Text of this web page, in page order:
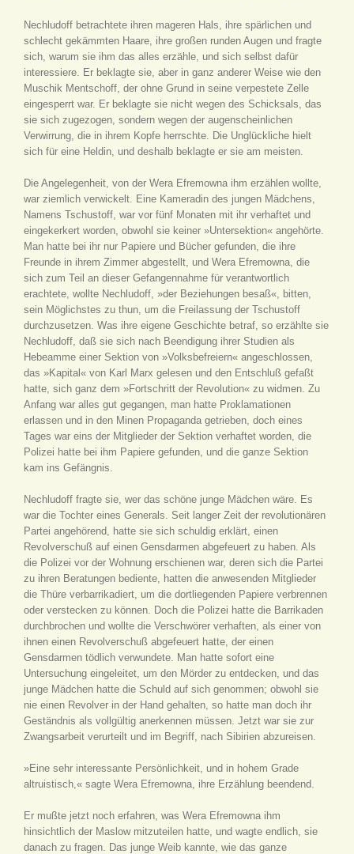
Nechludoff betrachtete ihren mageren Hals, ihre spärlichen und
schlecht gekämmten Haare, ihre großen runden Augen und fragte
sich, warum sie ihm das alles erzähle, und sich selbst dafür
interessiere. Er beklagte sie, aber in ganz anderer Weise wie den
Muschik Mentschoff, der ohne Grund in seine verpestete Zelle
eingesperrt war. Er beklagte sie nicht wegen des Schicksals, das
sie sich zugezogen, sondern wegen der augenscheinlichen
Verwirrung, die in ihrem Kopfe herrschte. Die Unglückliche hielt
sich für eine Heldin, und deshalb beklagte er sie am meisten.
Die Angelegenheit, von der Wera Efremowna ihm erzählen wollte,
war ziemlich verwickelt. Eine Kameradin des jungen Mädchens,
Namens Tschustoff, war vor fünf Monaten mit ihr verhaftet und
eingekerkert worden, obwohl sie keiner »Untersektion« angehörte.
Man hatte bei ihr nur Papiere und Bücher gefunden, die ihre
Freunde in ihrem Zimmer abgestellt, und Wera Efremowna, die
sich zum Teil an dieser Gefangennahme für verantwortlich
erachtete, wollte Nechludoff, »der Beziehungen besaß«, bitten,
sein Möglichstes zu thun, um die Freilassung der Tschustoff
durchzusetzen. Was ihre eigene Geschichte betraf, so erzählte sie
Nechludoff, daß sie sich nach Beendigung ihrer Studien als
Hebeamme einer Sektion von »Volksbefreiern« angeschlossen,
das »Kapital« von Karl Marx gelesen und den Entschluß gefaßt
hatte, sich ganz dem »Fortschritt der Revolution« zu widmen. Zu
Anfang war alles gut gegangen, man hatte Proklamationen
erlassen und in den Minen Propaganda getrieben, doch eines
Tages war eins der Mitglieder der Sektion verhaftet worden, die
Polizei hatte bei ihm Papiere gefunden, und die ganze Sektion
kam ins Gefängnis.
Nechludoff fragte sie, wer das schöne junge Mädchen wäre. Es
war die Tochter eines Generals. Seit langer Zeit der revolutionären
Partei angehörend, hatte sie sich schuldig erklärt, einen
Revolverschuß auf einen Gensdarmen abgefeuert zu haben. Als
die Polizei vor der Wohnung erschienen war, deren sich die Partei
zu ihren Beratungen bediente, hatten die anwesenden Mitglieder
die Thüre verbarrikadiert, um die dortliegenden Papiere verbrennen
oder verstecken zu können. Doch die Polizei hatte die Barrikaden
durchbrochen und wollte die Verschwörer verhaften, als einer von
ihnen einen Revolverschuß abgefeuert hatte, der einen
Gensdarmen tödlich verwundete. Man hatte sofort eine
Untersuchung eingeleitet, um den Mörder zu entdecken, und das
junge Mädchen hatte die Schuld auf sich genommen; obwohl sie
nie einen Revolver in der Hand gehalten, so hatte man doch ihr
Geständnis als vollgültig anerkennen müssen. Jetzt war sie zur
Zwangsarbeit verurteilt und im Begriff, nach Sibirien abzureisen.
»Eine sehr interessante Persönlichkeit, und in hohem Grade
altruistisch,« sagte Wera Efremowna, ihre Erzählung beendend.
Er mußte jetzt noch erfahren, was Wera Efremowna ihm
hinsichtlich der Maslow mitzuteilen hatte, und wagte endlich, sie
danach zu fragen. Das junge Weib kannte, wie das ganze